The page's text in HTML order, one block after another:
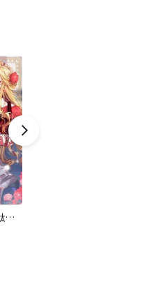
しがみついても無駄です【タテヨミ】